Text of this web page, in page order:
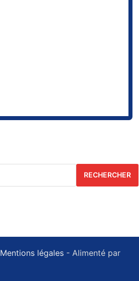
RECHERCHER
Mentions légales- Alimenté par